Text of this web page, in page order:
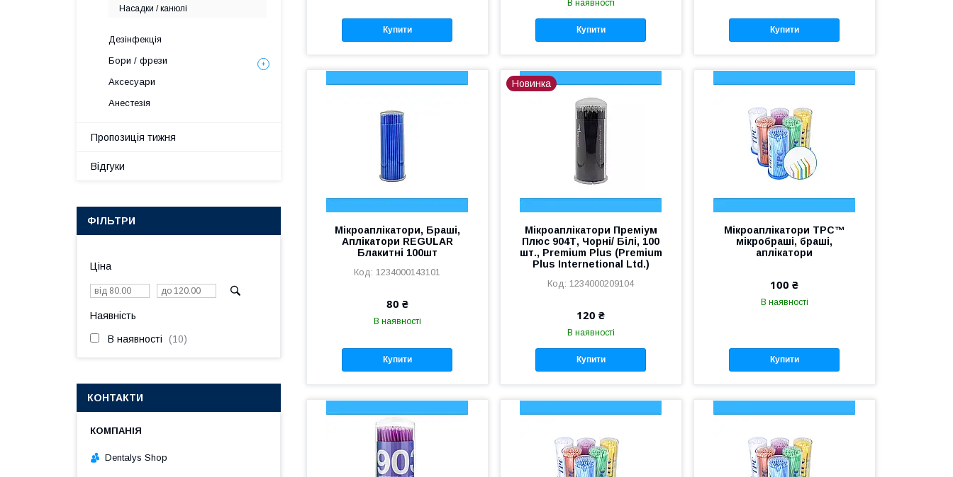
Купити
В наявності
Купити Купити
Мікроаплікатори, Браші,
Аплікатори REGULAR
Блакитні 100шт
1234000143101
80 ₴
В наявності
Купити
Новинка
Мікроаплікатори Преміум
Плюс 904Т, Чорні/ Білі, 100
шт., Premium Plus (Premium
Plus Internetional Ltd.)
1234000209104
120 ₴
В наявності
Купити
Мікроаплікатори TPC™
мікробраші, браші,
аплікатори
100 ₴
В наявності
Купити
Насадки / канюлі
Дезінфекція
Бори / фрези
Аксесуари
Анестезія
Пропозиція тижня
Відгуки
ФІЛЬТРИ
Ціна
Наявність
В наявності 10
КОНТАКТИ
Dentalys Shop